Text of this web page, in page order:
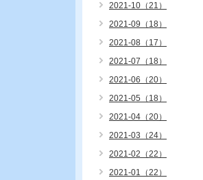
2021-10（21）
2021-09（18）
2021-08（17）
2021-07（18）
2021-06（20）
2021-05（18）
2021-04（20）
2021-03（24）
2021-02（22）
2021-01（22）